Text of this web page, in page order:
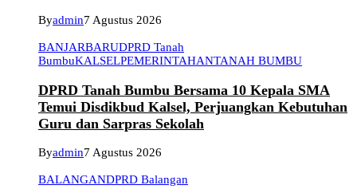
Byadmin7 Agustus 2026
BANJARBARUDPRD Tanah
BumbuKALSELPEMERINTAHANTANAH BUMBU
DPRD Tanah Bumbu Bersama 10 Kepala SMA
Temui Disdikbud Kalsel, Perjuangkan Kebutuhan
Guru dan Sarpras Sekolah
Byadmin7 Agustus 2026
BALANGANDPRD Balangan